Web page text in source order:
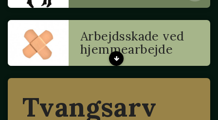
Arbejdsskade ved
hjemmearbejde
Tvangsarv